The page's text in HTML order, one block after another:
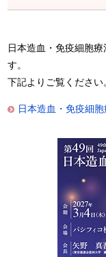
日本造血・免疫細胞
す。
下記よりご覧ください
日本造血・免疫細